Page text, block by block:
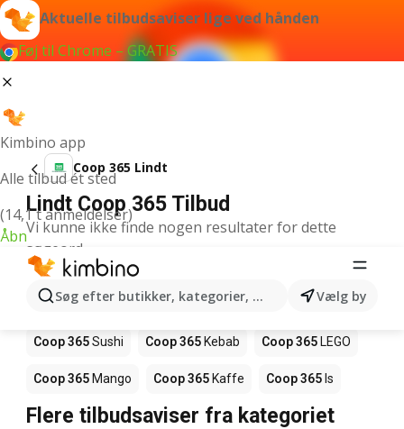
Aktuelle tilbudsaviser lige ved hånden
Føj til Chrome – GRATIS
Kimbino app
Alle tilbud ét sted
(14,1 t anmeldelser)
Åbn
Søg efter butikker, kategorier, produkter...Vælg by
Coop 365 Lindt
Lindt Coop 365 Tilbud
Vi kunne ikke finde nogen resultater for dette
søgeord.
Andre produkter i butikker Coop 365
Coop 365Pizza Coop 365Magasin
Coop 365Sushi Coop 365 Kebab Coop 365 LEGO
Coop 365 Mango Coop 365 Kaffe Coop 365 Is
Flere tilbudsaviser fra kategoriet